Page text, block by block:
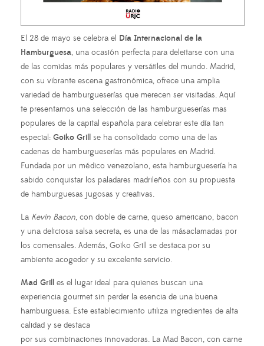
El 28 de mayo se celebra el Día Internacional de la
Hamburguesa, una ocasión perfecta para deleitarse con una
de las comidas más populares y versátiles del mundo. Madrid,
con su vibrante escena gastronómica, ofrece una amplia
variedad de hamburgueserías que merecen ser visitadas. Aquí
te presentamos una selección de las hamburgueserías mas
populares de la capital española para celebrar este día tan
especial: Goiko Grill se ha consolidado como una de las
cadenas de hamburgueserías más populares en Madrid.
Fundada por un médico venezolano, esta hamburguesería ha
sabido conquistar los paladares madrileños con su propuesta
de hamburguesas jugosas y creativas.
La Kevin Bacon, con doble de carne, queso americano, bacon
y una deliciosa salsa secreta, es una de las másaclamadas por
los comensales. Además, Goiko Grill se destaca por su
ambiente acogedor y su excelente servicio.
Mad Grill es el lugar ideal para quienes buscan una
experiencia gourmet sin perder la esencia de una buena
hamburguesa. Este establecimiento utiliza ingredientes de alta
calidad y se destaca
por sus combinaciones innovadoras. La Mad Bacon, con carne